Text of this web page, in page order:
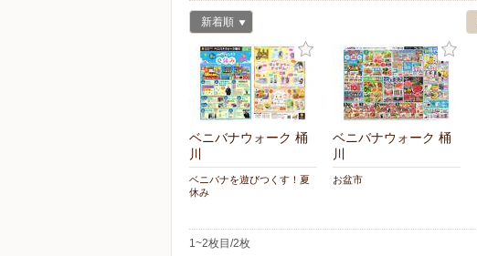
新着順
ベニバナウォーク 桶
川
ベニバナを遊びつくす！夏
休み
ベニバナウォーク 桶
川
お盆市
1~2枚目/2枚